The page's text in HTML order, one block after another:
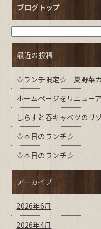
ブログトップ
最近の投稿
☆ランチ限定☆ 夏野菜
ホームページをリニュー
しらすと春キャベツのリ
☆本日のランチ☆
☆本日のランチ☆
アーカイブ
2026年6月
2026年4月